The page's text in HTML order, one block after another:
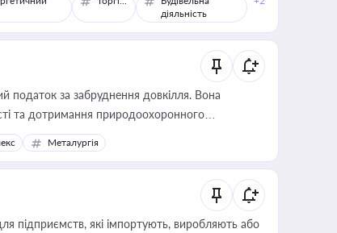
діяльність
податок за забруднення довкілля. Вона
та дотримання природоохоронного
Металургія
підприємств, які імпортують, виробляють або